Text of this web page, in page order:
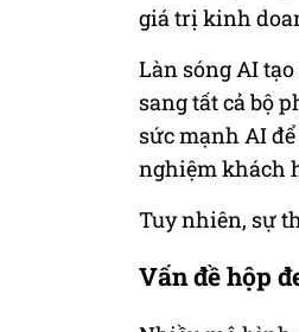
giá trị kinh
Làn sóng AI
sang tất cả bộ
sức mạnh AI
nghiệm khách
Tuy nhiên, sự
Vấn đề hộp